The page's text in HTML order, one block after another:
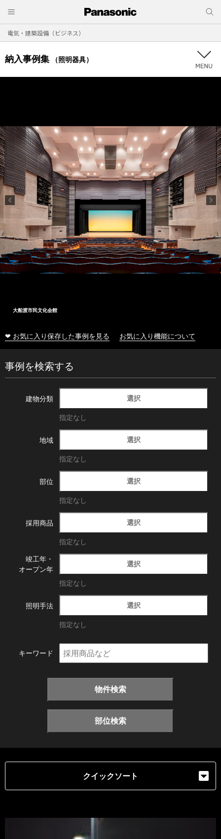
電気・建築設備（ビジネス）
納入事例集 （照明器具）
大船渡市民文化会館
❤ お気に入り保存した事例を見る お気に入り機能について
事例を検索する
建物分類 選択
指定なし
地域 選択
指定なし
部位 選択
指定なし
採用商品 選択
指定なし
竣工年・
オープン年
選択
指定なし
照明手法 選択
指定なし
キーワード
物件検索
部位検索
クイックソート